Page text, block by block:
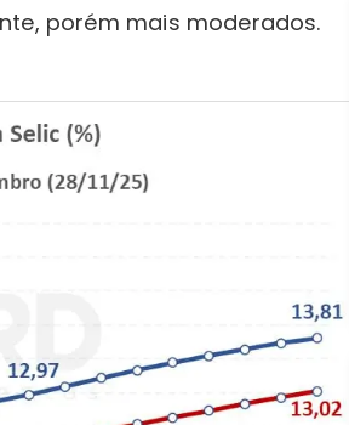
porém mais moderados.